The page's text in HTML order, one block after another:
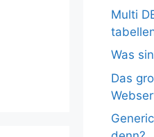
Multi
Was
Das